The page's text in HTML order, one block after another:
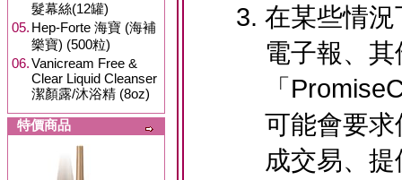
髮幕絲(12罐)
05. Hep-Forte 海寶 (海補
樂寶) (500粒)
06.Vanicream Free &
Clear Liquid Cleanser
潔顏露/沐浴精 (8oz)
特價商品
在某些情
電子報、
「
可能會要
成交易、